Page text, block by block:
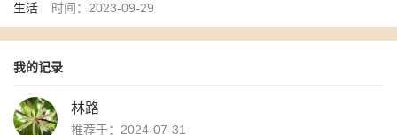
生活 时间：2023-09-29
我的记录
林路
推荐于：2024-07-31